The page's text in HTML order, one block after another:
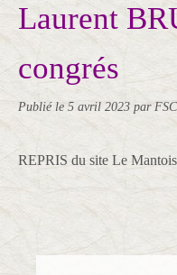
Laurent
congrés
Publié le 5 avril 2023 par FSC
REPRIS du site Le